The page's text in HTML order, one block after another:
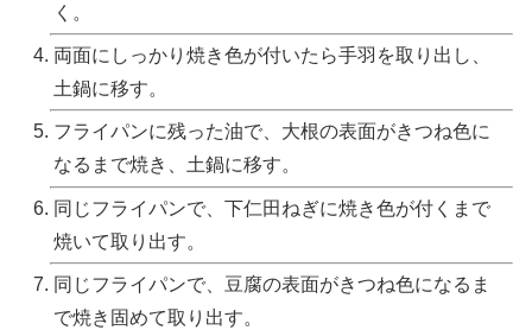
く。
両面にしっかり焼き色が付いたら手羽を取り出し、
土鍋に移す。
フライパンに残った油で、大根の表面がきつね色に
なるまで焼き、土鍋に移す。
同じフライパンで、下仁田ねぎに焼き色が付くまで
焼いて取り出す。
同じフライパンで、豆腐の表面がきつね色になるま
で焼き固めて取り出す。